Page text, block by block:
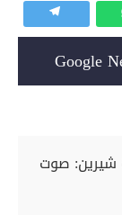
شيرين: صوت